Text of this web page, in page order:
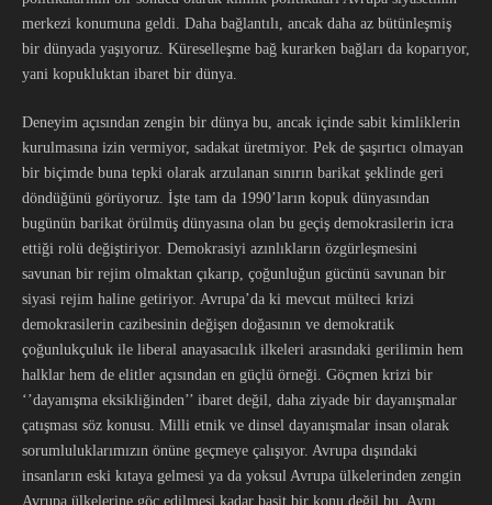
merkezi konumuna geldi. Daha bağlantılı, ancak daha az bütünleşmiş
bir dünyada yaşıyoruz. Küreselleşme bağ kurarken bağları da koparıyor,
yani kopukluktan ibaret bir dünya.
Deneyim açısından zengin bir dünya bu, ancak içinde sabit kimliklerin
kurulmasına izin vermiyor, sadakat üretmiyor. Pek de şaşırtıcı olmayan
bir biçimde buna tepki olarak arzulanan sınırın barikat şeklinde geri
döndüğünü görüyoruz. İşte tam da 1990’ların kopuk dünyasından
bugünün barikat örülmüş dünyasına olan bu geçiş demokrasilerin icra
ettiği rolü değiştiriyor. Demokrasiyi azınlıkların özgürleşmesini
savunan bir rejim olmaktan çıkarıp, çoğunluğun gücünü savunan bir
siyasi rejim haline getiriyor. Avrupa’da ki mevcut mülteci krizi
demokrasilerin cazibesinin değişen doğasının ve demokratik
çoğunlukçuluk ile liberal anayasacılık ilkeleri arasındaki gerilimin hem
halklar hem de elitler açısından en güçlü örneği. Göçmen krizi bir
‘’dayanışma eksikliğinden’’ ibaret değil, daha ziyade bir dayanışmalar
çatışması söz konusu. Milli etnik ve dinsel dayanışmalar insan olarak
sorumluluklarımızın önüne geçmeye çalışıyor. Avrupa dışındaki
insanların eski kıtaya gelmesi ya da yoksul Avrupa ülkelerinden zengin
Avrupa ülkelerine göç edilmesi kadar basit bir konu değil bu. Aynı